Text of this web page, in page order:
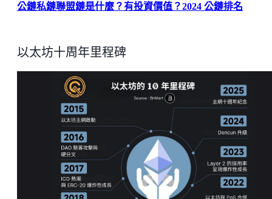
公鏈私鏈聯盟鏈是什麼？有投資價值？2024 公鏈排名
以太坊十周年里程碑